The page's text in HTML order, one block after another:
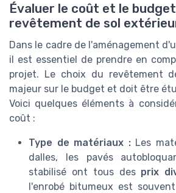
Évaluer le coût et le
revêtement de sol
Dans le cadre de l'aménagement
il est essentiel de prendre en
projet. Le choix du revêtement
majeur sur le budget et doit être
Voici quelques éléments à
coût :
Type de matériaux :Les
dalles, les pavés
stabilisé ont tous des prix
l'enrobé bitumeux est